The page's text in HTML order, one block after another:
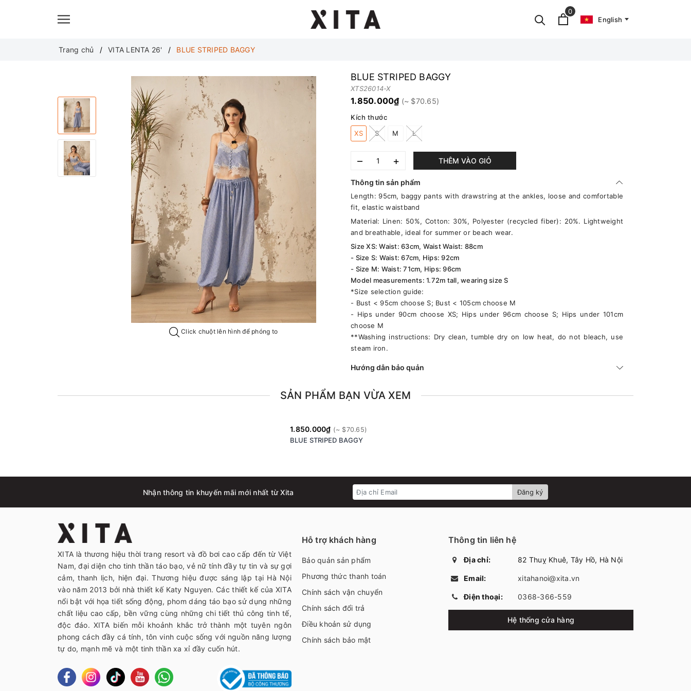
0
English
Trang chủ
VITA LENTA 26' BLUE STRIPED BAGGY
Click chuột lên hình để phóng to
BLUE STRIPED BAGGY
XTS26014-X
1.850.000₫
Kích thước
XS
S M L
– + THÊM VÀO GIỎ
Thông tin sản phẩm
Length: 95cm, baggy pants with drawstring at the ankles, loose and comfortable
fit, elastic waistband
Material: Linen: 50%, Cotton: 30%, Polyester (recycled fiber): 20%. Lightweight
and breathable, ideal for summer or beach wear.
Size XS: Waist: 63cm, Waist Waist: 88cm
- Size S: Waist: 67cm, Hips: 92cm
- Size M: Waist: 71cm, Hips: 96cm
Model measurements: 1.72m tall, wearing size S
*Size selection guide:
- Bust < 95cm choose S; Bust < 105cm choose M
- Hips under 90cm choose XS; Hips under 96cm choose S; Hips under 101cm
choose M
**Washing instructions: Dry clean, tumble dry on low heat, do not bleach, use
steam iron.
Hướng dẫn bảo quản
SẢN PHẨM BẠN VỪA XEM
1.850.000₫
BLUE STRIPED BAGGY
Nhận thông tin khuyến mãi mới nhất từ Xita Đăng ký
XITA là thương hiệu thời trang resort và đồ bơi cao cấp đến từ Việt
Nam, đại diện cho tinh thần táo bạo, vẻ nữ tính đầy tự tin và sự gợi
cảm, thanh lịch, hiện đại. Thương hiệu được sáng lập tại Hà Nội
vào năm 2013 bởi nhà thiết kế Katy Nguyen. Các thiết kế của XITA
nổi bật với họa tiết sống động, phom dáng táo bạo sử dụng những
chất liệu cao cấp, bền vững cùng những chi tiết thủ công tinh tế,
độc đáo. XITA biến mỗi khoảnh khắc trở thành một tuyên ngôn
phong cách đầy cá tính, tôn vinh cuộc sống với nguồn năng lượng
tự do, mạnh mẽ và một tinh thần xa xỉ đầy cuốn hút.
Hỗ trợ khách hàng
Bảo quản sản phẩm
Phương thức thanh toán
Chính sách vận chuyển
Chính sách đổi trả
Điều khoản sử dụng
Chính sách bảo mật
Thông tin liên hệ
Địa chỉ: 82 Thuỵ Khuê, Tây Hồ, Hà Nội
Email: xitahanoi@xita.vn
Điện thoại: 0368-366-559
Hệ thống cửa hàng